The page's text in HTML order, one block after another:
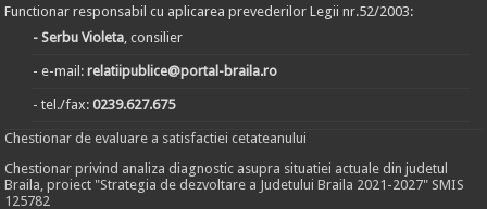
Functionar responsabil cu aplicarea prevederilor Legii nr.52/2003:
- Serbu Violeta, consilier
- e-mail:relatiipublice@portal-braila.ro
- tel./fax:0239.627.675
Chestionar de evaluare a satisfactiei cetateanului
Chestionar privind analiza diagnostic asupra situatiei actuale din judetul
Braila, proiect "Strategia de dezvoltare a Judetului Braila 2021-2027" SMIS
125782